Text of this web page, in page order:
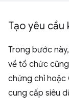
Tạo yêu cầu
Trong bước
về tổ chức
chứng chỉ hoặc
cung cấp siêu